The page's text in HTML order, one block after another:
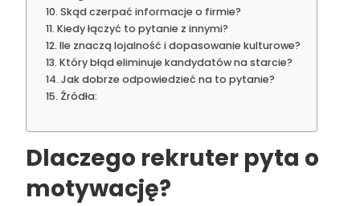
Skąd czerpać informacje o firmie?
Kiedy łączyć to pytanie z innymi?
Ile znaczą lojalność i dopasowanie kulturowe?
Który błąd eliminuje kandydatów na starcie?
Jak dobrze odpowiedzieć na to pytanie?
Źródła:
Dlaczego rekruter pyta o
motywację?